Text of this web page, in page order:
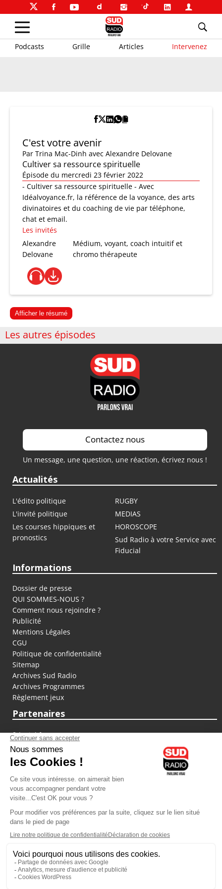
Podcasts Grille Articles Intervenez
C'est votre avenir
Par Trina Mac-Dinh avec Alexandre Delovane
Cultiver sa ressource spirituelle
Épisode du mercredi 23 février 2022
- Cultiver sa ressource spirituelle - Avec
Idéalvoyance.fr, la référence de la voyance, des arts
divinatoires et du coaching de vie par téléphone,
chat et email.
Les invités
Alexandre
Delovane
Médium, voyant, coach intuitif et
chromo thérapeute
Afficher le résumé
Les autres épisodes
Contactez nous
Un message, une question, une réaction, écrivez nous !
Actualités
L'édito politique
RUGBY
L'invité politique
MEDIAS
Les courses hippiques et
pronostics
HOROSCOPE
Sud Radio à votre Service avec
Fiducial
Informations
Dossier de presse
QUI SOMMES-NOUS ?
Comment nous rejoindre ?
Publicité
Mentions Légales
CGU
Politique de confidentialité
Sitemap
Archives Sud Radio
Archives Programmes
Règlement jeux
Partenaires
fiducial.fr
lyoncapitale.fr
olympique-et-lyonnais.com
L'application Iphone / Android
Téléchargez l'application
Les cookies
Gestion des cookies
Crédit photos : ©Sud Radio / Pierre Olivier